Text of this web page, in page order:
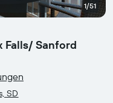
Falls/ Sanford
SD
1/51